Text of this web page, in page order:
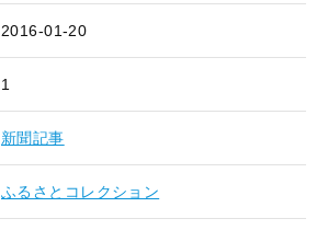
2016-01-20
1
新聞記事
ふるさとコレクション